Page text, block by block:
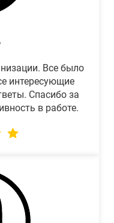
Все было
интересующие
Спасибо за
в работе.